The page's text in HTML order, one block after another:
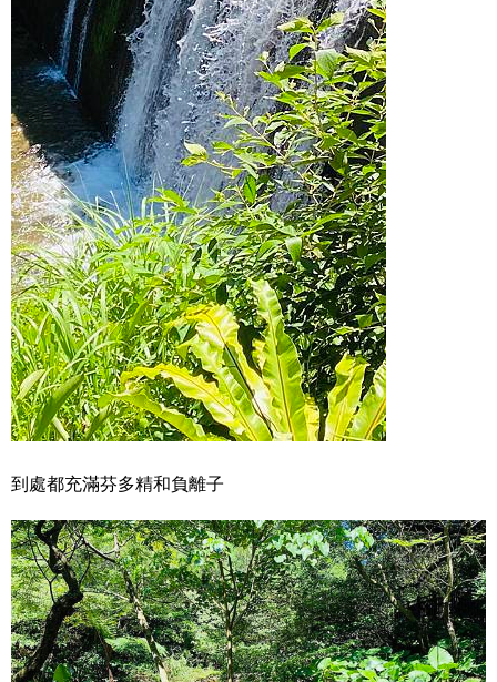
到處都充滿芬多精和負離子